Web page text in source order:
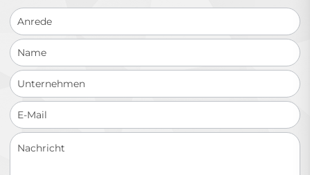
Schnellkontakt